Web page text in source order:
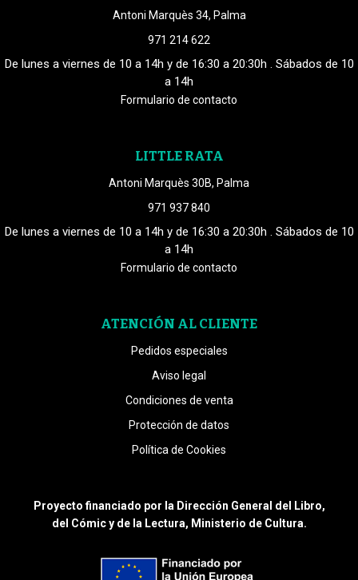
Antoni Marquès 34, Palma
971 214 622
De lunes a viernes de 10 a 14h y de 16:30 a 20:30h . Sábados de 10
a 14h
Formulario de contacto
LITTLE RATA
Antoni Marquès 30B, Palma
971 937 840
De lunes a viernes de 10 a 14h y de 16:30 a 20:30h . Sábados de 10
a 14h
Formulario de contacto
ATENCIÓN AL CLIENTE
Pedidos especiales
Aviso legal
Condiciones de venta
Protección de datos
Política de Cookies
Proyecto financiado por la Dirección General del Libro,
del Cómic y de la Lectura, Ministerio de Cultura.